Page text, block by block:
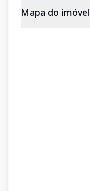
Mapa do imóvel